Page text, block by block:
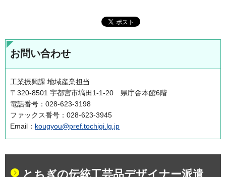
お問い合わせ
工業振興課 地域産業担当
〒320-8501 宇都宮市塙田1-1-20 県庁舎本館6階
電話番号：028-623-3198
ファックス番号：028-623-3945
Email： kougyou@pref.tochigi.lg.jp
とちぎの伝統工芸品デザイナー派遣